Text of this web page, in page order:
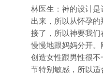
林医生：神的设计
出来，所以从怀孕
接了，所以神要我
慢慢地跟妈妈分开
创造女性跟男性很
节特别敏感，所以